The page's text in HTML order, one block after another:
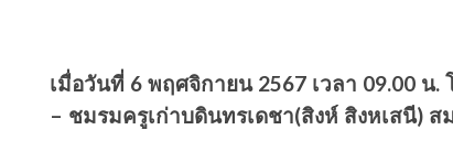
เมื่อวันที่ 6 พฤศจิกายน 2567 เวลา 09.00 น.
– ชมรมครูเก่าบดินทรเดชา(สิงห์ สิงหเสนี)